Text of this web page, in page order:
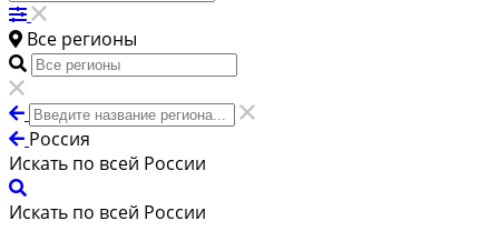
Все регионы
Россия
Искать по всей России
Искать по всей России